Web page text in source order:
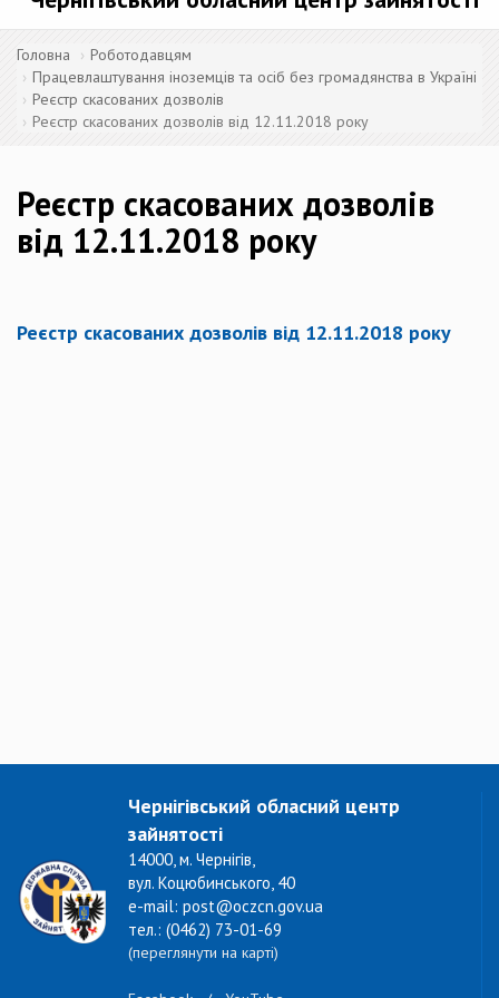
Головна
Роботодавцям
Працевлаштування іноземців та осіб без громадянства в Україні
Реєстр скасованих дозволів
Реєстр скасованих дозволів від 12.11.2018 року
Реєстр скасованих дозволів
від 12.11.2018 року
Реєстр скасованих дозволів від 12.11.2018 року
Чернігівський обласний центр
зайнятості
14000, м. Чернігів,
вул. Коцюбинського, 40
e-mail: post@oczcn.gov.ua
тел.: (0462) 73-01-69
(переглянути на карті)